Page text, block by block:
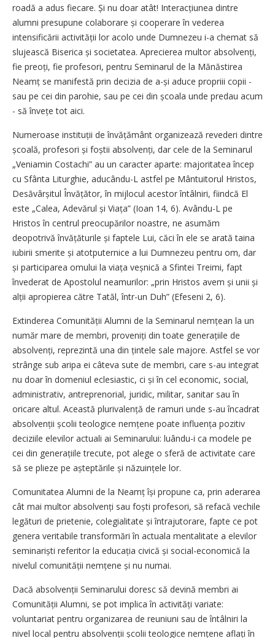
roadă a adus fiecare. Și nu doar atât! Inte­racțiunea dintre
alumni presupune colaborare și cooperare în vederea
intensificării activi­tății lor acolo unde Dumnezeu i-a chemat să
slujească Biserica și societatea. Aprecierea multor absolvenți,
fie preoți, fie profesori, pentru Seminarul de la Mănăstirea
Neamț se manifestă prin decizia de a-și aduce propriii copii -
sau pe cei din parohie, sau pe cei din școala unde predau acum
- să învețe tot aici.
Numeroase instituții de învăță­mânt organizează revederi dintre
școală, profesori și foștii absol­venți, dar cele de la Seminarul
„Veniamin Costachi” au un caracter aparte: majoritatea încep
cu Sfânta Liturghie, aducându-L astfel pe Mântuitorul Hristos,
Desă­vâr­șitul Învățător, în mijlocul acestor întâlniri, fiindcă El
este „Calea, Adevărul și Viața” (Ioan 14, 6). Avându-L pe
Hristos în centrul preocupărilor noastre, ne asumăm
deopotrivă învățăturile și faptele Lui, căci în ele se arată taina
iubirii smerite și atotputernice a lui Dumnezeu pentru om, dar
și participarea omului la viața veșnică a Sfintei Treimi, fapt
învederat de Apostolul neamurilor: „prin Hristos avem și unii și
alții apropierea către Tatăl, într-un Duh” (Efeseni 2, 6).
Extinderea Comunității Alumni de la Seminarul nemțean la un
număr mare de membri, proveniți din toate generațiile de
absolvenți, reprezintă una din țintele sale majore. Astfel se vor
strânge sub aripa ei câteva sute de membri, care s-au integrat
nu doar în domeniul eclesiastic, ci și în cel economic, social,
administrativ, antreprenorial, juridic, militar, sanitar sau în
oricare altul. Această plurivalență de ramuri unde s-au încadrat
absol­venții școlii teologice nemțene poate influența pozitiv
deciziile elevilor actuali ai Seminarului: luându-i ca modele pe
cei din gene­rațiile trecute, pot alege o sferă de activitate care
să se plieze pe așteptările și năzuințele lor.
Comunitatea Alumni de la Neamț își propune ca, prin adera­rea
cât mai multor absolvenți sau foști profesori, să refacă vechile
legături de prietenie, colegialitate și întrajutorare, fapte ce pot
genera veritabile transformări în actuala mentalitate a elevilor
semi­nariști referitor la educația civică și social-economică la
nivelul comunității nemțene și nu numai.
Dacă absolvenții Seminarului doresc să devină membri ai
Comu­nității Alumni, se pot implica în activități variate:
voluntariat pentru organizarea de reuniuni sau de întâlniri la
nivel local pentru absolvenții școlii teologice nemțene aflați în